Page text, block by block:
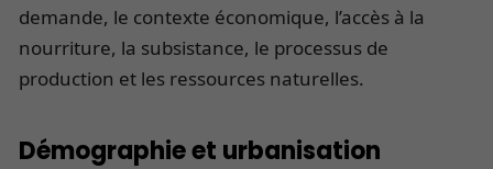
demande, le contexte économique, l’accès à la
nourriture, la subsistance, le processus de
production et les ressources naturelles.
Démographie et urbanisation